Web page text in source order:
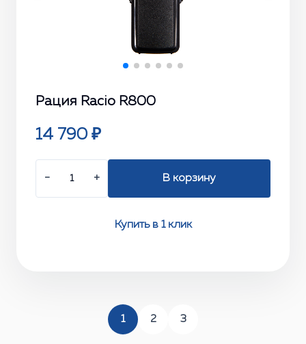
Рация Racio R800
14 790 ₽
− + В корзину
Купить в 1 клик
1 2 3